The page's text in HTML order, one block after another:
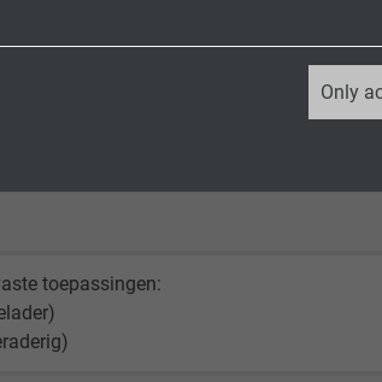
statistical data on how the
the website.
Only
toepassingen: